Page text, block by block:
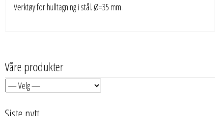
Verktøy for hulltagning i stål. Ø=35 mm.
Våre produkter